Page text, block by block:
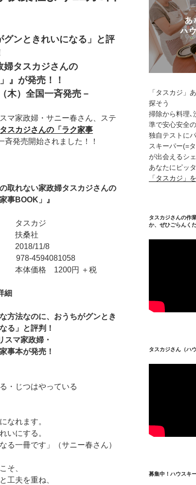
グンときれいになる」と評
婦タスカジさんの
』が発売！！
木）全国一斉発売－
マ家政婦・サニー春さん、ステ
スカジさんの「ラク家事
斉発売開始されました！！
の取れない家政婦タスカジさんの
事BOOK」
』
スカジ
扶桑社
2018/11/8
978-4594081058
体価格 1200円 ＋税
細
な方法なのに、おうちがグンとき
る」と評判！
スマ家政婦・
事本が発売！
・じつはやっている
なれます。
いにする。
る一冊です」（サニー春さん）
そ、
工夫を重ね、
「タスカジ」
探そう
掃除から料理､
準で安心安全
独自テストに
スキーパー(=
が出会えるシ
あなたにピッ
「タスカジ」
タスカジさんの作
か、ぜひごらんく
タスカジさん（ハ
募集中！ハウスキ